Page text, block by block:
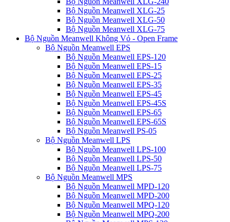
Bộ Nguồn Meanwell XLG-25
Bộ Nguồn Meanwell XLG-50
Bộ Nguồn Meanwell XLG-75
Bộ Nguồn Meanwell Không Vỏ - Open Frame
Bộ Nguồn Meanwell EPS
Bộ Nguồn Meanwell EPS-120
Bộ Nguồn Meanwell EPS-15
Bộ Nguồn Meanwell EPS-25
Bộ Nguồn Meanwell EPS-35
Bộ Nguồn Meanwell EPS-45
Bộ Nguồn Meanwell EPS-45S
Bộ Nguồn Meanwell EPS-65
Bộ Nguồn Meanwell EPS-65S
Bộ Nguồn Meanwell PS-05
Bộ Nguồn Meanwell LPS
Bộ Nguồn Meanwell LPS-100
Bộ Nguồn Meanwell LPS-50
Bộ Nguồn Meanwell LPS-75
Bộ Nguồn Meanwell MPS
Bộ Nguồn Meanwell MPD-120
Bộ Nguồn Meanwell MPD-200
Bộ Nguồn Meanwell MPQ-120
Bộ Nguồn Meanwell MPQ-200